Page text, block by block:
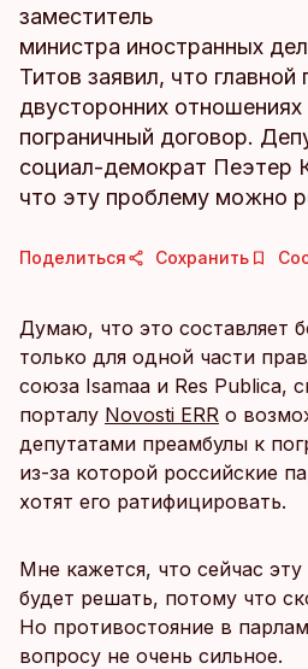
заместитель
министра иностранных
Титов заявил, что
двусторонних отношениях
пограничный договор.
социал-демократ Пеэтер
что эту проблему можно
Поделиться Сохранить
Думаю, что это составляет
только для одной части
союза Isamaa и Res Publica,
порталу Novosti ERR о
депутатами преамбулы к
из-за которой российские
хотят его ратифицировать.
Мне кажется, что сейчас
будет решать, потому что
Но противостояние в
вопросу не очень сильное.